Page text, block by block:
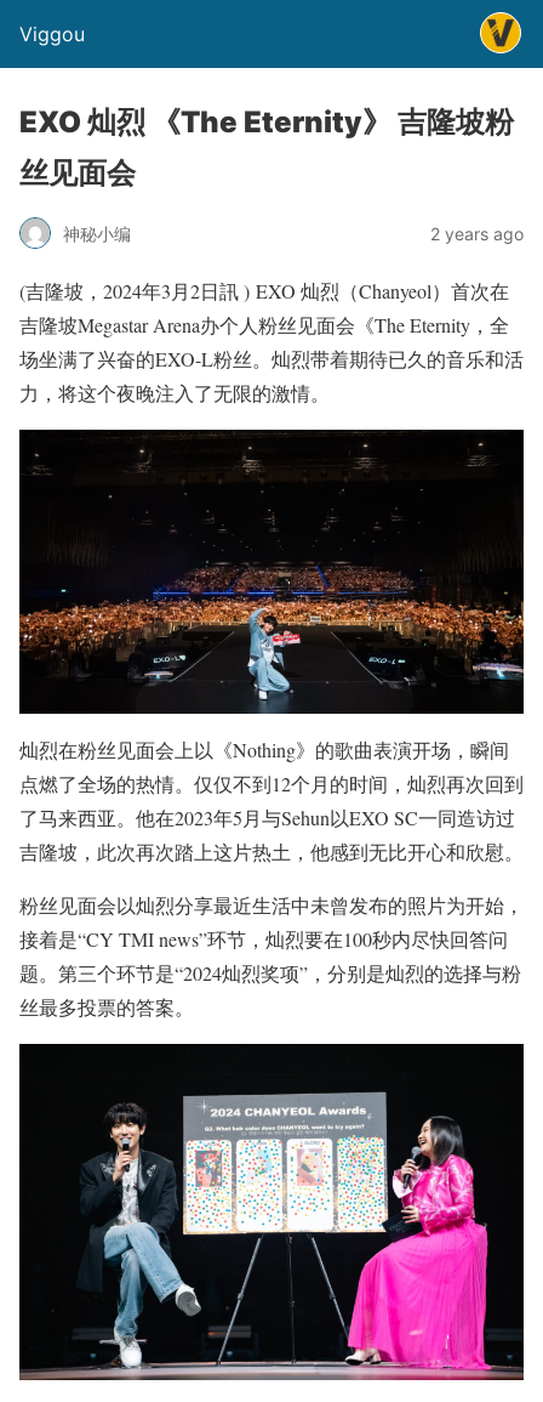
Viggou
EXO 灿烈 《The Eternity》 吉隆坡粉
丝见面会
神秘小编 2 years ago
(吉隆坡，2024年3月2日訊 ) EXO 灿烈（Chanyeol）首次在
吉隆坡Megastar Arena办个人粉丝见面会《The Eternity，全
场坐满了兴奋的EXO-L粉丝。灿烈带着期待已久的音乐和活
力，将这个夜晚注入了无限的激情。
灿烈在粉丝见面会上以《Nothing》的歌曲表演开场，瞬间
点燃了全场的热情。仅仅不到12个月的时间，灿烈再次回到
了马来西亚。他在2023年5月与Sehun以EXO SC一同造访过
吉隆坡，此次再次踏上这片热土，他感到无比开心和欣慰。
粉丝见面会以灿烈分享最近生活中未曾发布的照片为开始，
接着是“CY TMI news”环节，灿烈要在100秒内尽快回答问
题。第三个环节是“2024灿烈奖项”，分别是灿烈的选择与粉
丝最多投票的答案。